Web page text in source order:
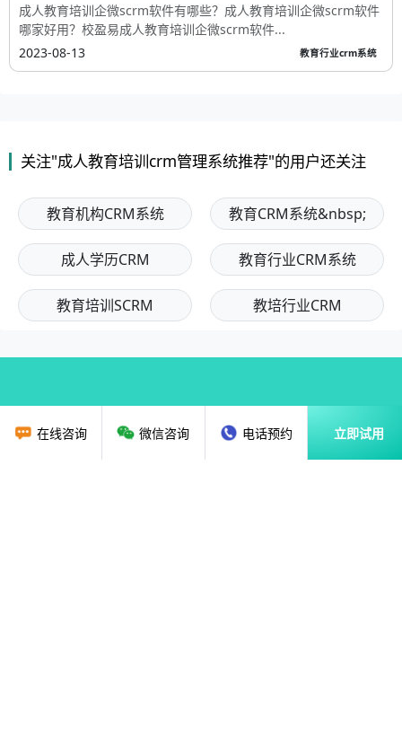
成人教育培训企微scrm软件有哪些？成人教育培训企微scrm软件
哪家好用？校盈易成人教育培训企微scrm软件...
2023-08-13
教育行业crm系统
关注"成人教育培训crm管理系统推荐"的用户还关注
教育机构CRM系统 教育CRM系统&nbsp;
成人学历CRM 教育行业CRM系统
教育培训SCRM 教培行业CRM
在线咨询 微信咨询 电话预约 立即试用